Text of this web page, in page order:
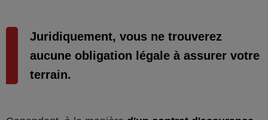
Juridiquement, vous ne trouverez
aucune obligation légale à assurer votre
terrain.